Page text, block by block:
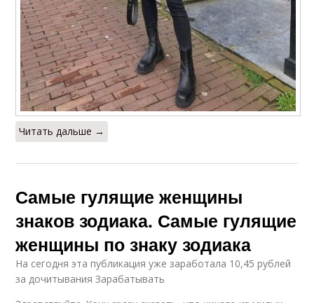
Читать дальше →
Самые гулящие женщины
знаков зодиака. Самые гулящие
женщины по знаку зодиака
На сегодня эта публикация уже заработала 10,45 рублей
за дочитывания Зарабатывать